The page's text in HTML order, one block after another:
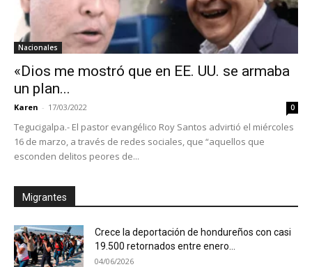
Nacionales
«Dios me mostró que en EE. UU. se armaba
un plan...
Karen - 17/03/2022 0
Tegucigalpa.- El pastor evangélico Roy Santos advirtió el miércoles
16 de marzo, a través de redes sociales, que “aquellos que
esconden delitos peores de...
Migrantes
Crece la deportación de hondureños con casi
19.500 retornados entre enero...
04/06/2026